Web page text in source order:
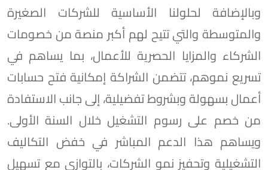
وبالإضافة لحلولنا الأساسية للشركات الصغيرة
والمتوسطة والتي تتيح لهم أكبر منصة من خصومات
الشركاء والمزايا الحصرية للأعمال، بما يساهم في
تسريع نموهم، تتضمن الشراكة إمكانية فتح حسابات
أعمال بسهولة وبشروط تفضيلية، إلى جانب الاستفادة
من خصم على رسوم التشغيل خلال السنة الأولى.
ويساهم هذا الدعم المباشر في خفض التكاليف
التشغيلية وتحفيز نمو الشركات، بالتوازي مع تسهيل